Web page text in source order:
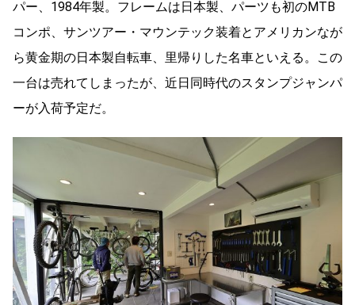
パー、1984年製。フレームは日本製、パーツも初のMTB
コンポ、サンツアー・マウンテック装着とアメリカンなが
ら黄金期の日本製自転車、里帰りした名車といえる。この
一台は売れてしまったが、近日同時代のスタンプジャンパ
ーが入荷予定だ。